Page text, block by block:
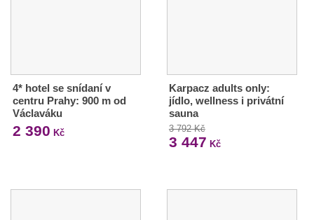
4* hotel se snídaní v
centru Prahy: 900 m od
Václaváku
2 390 Kč
Karpacz adults only:
jídlo, wellness i privátní
sauna
3 792 Kč
3 447 Kč